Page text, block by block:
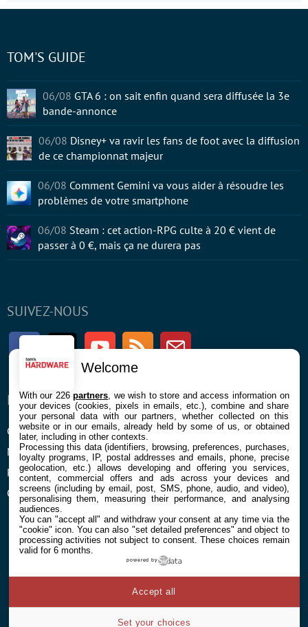
SUIVEZ-NOUS
FacebookTwitter Youtube RSS Newsletter
ENTREPRISE
Confidentialité et Cookies
Mentions légales et CGU
Préférences Cookies
Qui sommes nous
À PROPOS
Contact
TOM'S GUIDE
06/08 GTA 6 : on sait enfin quand sera diffusée la 3e
bande-annonce
06/08 Disney+ va ravir les fans de foot avec la diffusion
de ce championnat majeur
06/08 Comment Gemini va vous aider à résoudre les
problèmes de votre smartphone
06/08 Steam : cet action-RPG culte à 20 € vient de
passer à 0 €, mais ça ne durera pas
Welcome
With our 226partners , we wish to store and access information on
your devices (cookies, pixels in emails, etc.), combine and share
your personal data with our partners, whether collected on this
website or in our emails, already held by some of us, or obtained
later, including in other contexts.
Processing this data (identifiers, browsing, preferences, purchases,
loyalty programs, IP, postal addresses and emails, phone, precise
geolocation, etc.) allows developing and offering you services,
content, commercial offers and ads across your devices and
screens (including by email, post, SMS, phone, audio, and video),
personalising them, measuring their performance, and analysing
audiences.
You can "accept all" and withdraw your consent at any time via the
"cookie" icon. You can also "set detailed preferences" and object to
processing activities not subject to consent. These choices remain
valid for 6 months.
powered by
Set your choices
Accept all